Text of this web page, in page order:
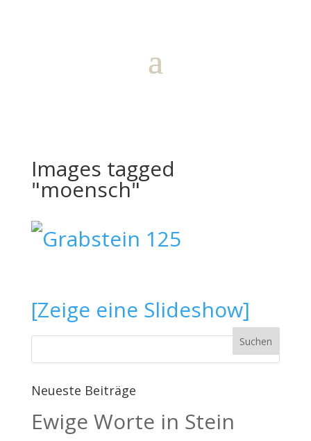
Images tagged
"moensch"
[Zeige eine Slideshow]
Neueste Beiträge
Ewige Worte in Stein